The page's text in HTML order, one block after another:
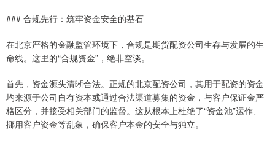
### 合规先行：筑牢资金安全的基石
在北京严格的金融监管环境下，合规是期货配资公司生存与发展的生
命线。这里的“合规资金”，绝非空谈。
首先，资金源头清晰合法。正规的北京配资公司，其用于配资的资金
均来源于公司自有资本或通过合法渠道募集的资金，与客户保证金严
格区分，并接受相关部门的监督。这从根本上杜绝了“资金池”运作、
挪用客户资金等乱象，确保客户本金的安全与独立。